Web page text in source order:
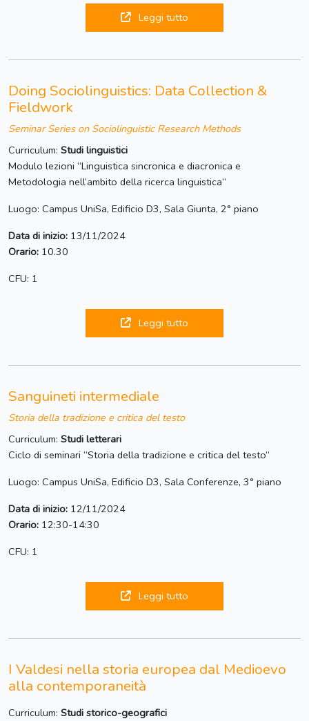
Leggi tutto
Doing Sociolinguistics: Data Collection &
Fieldwork
Seminar Series on Sociolinguistic Research Methods
Curriculum: Studi linguistici
Modulo lezioni “Linguistica sincronica e diacronica e
Metodologia nell’ambito della ricerca linguistica“
Luogo: Campus UniSa, Edificio D3, Sala Giunta, 2° piano
Data di inizio: 13/11/2024
Orario: 10.30
CFU: 1
Leggi tutto
Sanguineti intermediale
Storia della tradizione e critica del testo
Curriculum: Studi letterari
Ciclo di seminari “Storia della tradizione e critica del testo“
Luogo: Campus UniSa, Edificio D3, Sala Conferenze, 3° piano
Data di inizio: 12/11/2024
Orario: 12:30-14:30
CFU: 1
Leggi tutto
I Valdesi nella storia europea dal Medioevo
alla contemporaneità
Curriculum: Studi storico-geografici